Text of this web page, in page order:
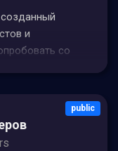
созданный
и
со
public